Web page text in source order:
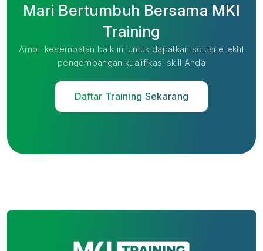
Mari Bertumbuh Bersama MKI
Training
Ambil kesempatan baik ini untuk dapatkan solusi efektif
pengembangan kualifikasi skill Anda
Daftar Training Sekarang